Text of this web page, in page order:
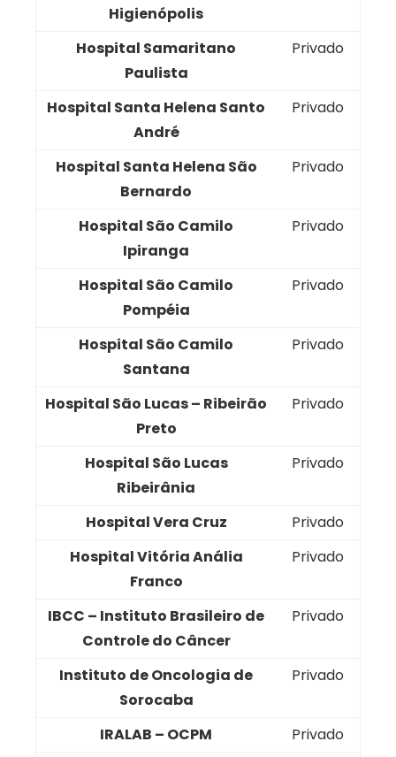
Higienópolis
Hospital Samaritano
Paulista
Privado
Hospital Santa Helena Santo
André
Privado
Hospital Santa Helena São
Bernardo
Privado
Hospital São Camilo
Ipiranga
Privado
Hospital São Camilo
Pompéia
Privado
Hospital São Camilo
Santana
Privado
Hospital São Lucas – Ribeirão
Preto
Privado
Hospital São Lucas
Ribeirânia
Privado
Hospital Vera Cruz
Privado
Hospital Vitória Anália
Franco
Privado
IBCC – Instituto Brasileiro de
Controle do Câncer
Privado
Instituto de Oncologia de
Sorocaba
Privado
IRALAB – OCPM
Privado